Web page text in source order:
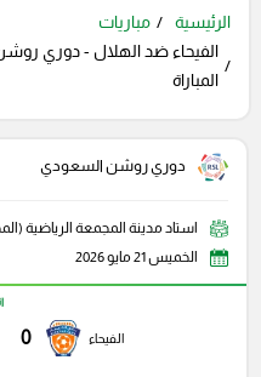
الرئيسية
مباريات
الفيحاء ضد الهلال - دوري
المباراة
دوري روشن السعودي
استاد مدينة المجمعة الرياضية
الخميس 21 مايو 2026
الفيحاء 0